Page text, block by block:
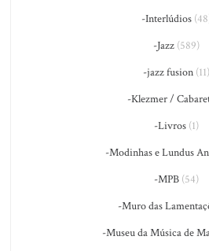
-Interlúdios
-Jazz(589)
-jazz fusion(11)
-Klezmer /
-Livros(1)
-Modinhas e Lundus
-MPB(54)
-Muro das
-Museu da Música de